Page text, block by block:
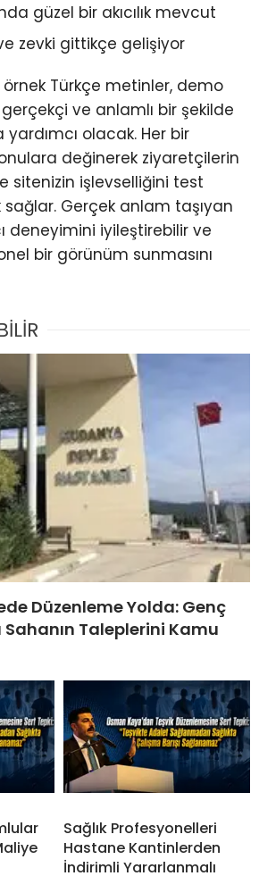
güzel bir akıcılık mevcut
zevki gittikçe gelişiyor
Türkçe metinler, demo
ve anlamlı bir şekilde
olacak. Her bir
değinerek ziyaretçilerin
sitenizin işlevselliğini test
Gerçek anlam taşıyan
deneyimini iyileştirebilir ve
bir görünüm sunmasını
Düzenleme Yolda: Genç
Sahanın Taleplerini Kamu
Sağlık Profesyonelleri
Hastane Kantinlerden
İndirimli Yararlanmalı